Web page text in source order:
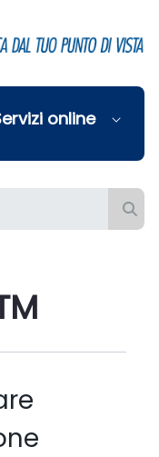
online
di ricerca